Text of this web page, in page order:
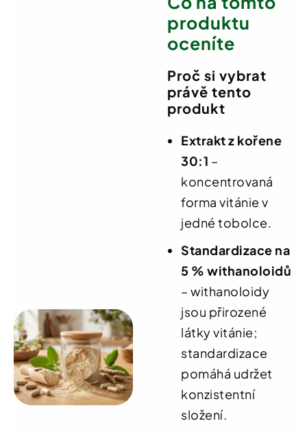
produktu
oceníte
Proč si vybrat
právě tento
produkt
Extrakt z kořene
30:1 –
koncentrovaná
forma vitánie v
jedné tobolce.
Standardizace na
5 % withanoloidů
– withanoloidy
jsou přirozené
látky vitánie;
standardizace
pomáhá udržet
konzistentní
složení.